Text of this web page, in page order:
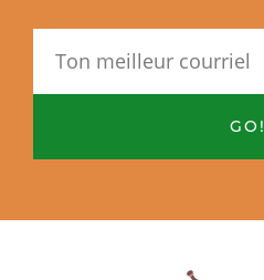
GO!